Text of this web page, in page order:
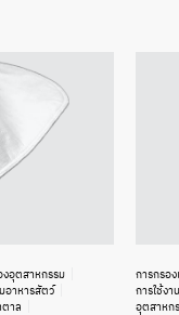
งอุตสาหกรรม
อาหารสัตว์
ตาล
การกรอ
การใช้งาน
อุตสาหก